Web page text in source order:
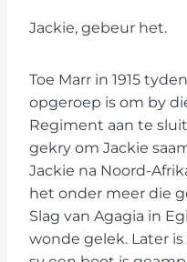
Jackie, gebeur het.
Toe Marr in 1915
opgeroep is om by
Regiment aan te
gekry om Jackie
Jackie na Noord-
het onder meer die
Slag van Agagia in
wonde gelek. Later